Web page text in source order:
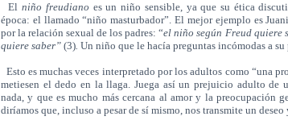
Elniño freudiano es un niño sensible, ya que su ética
época: el llamado “niño masturbador”. El mejor ejemplo es
por la relación sexual de los padres: “el niño según Freud quiere
quiere saber” (3). Un niño que le hacía preguntas incómodas a
Esto es muchas veces interpretado por los adultos como “una
metiesen el dedo en la llaga. Juega así un prejuicio adulto de
nada, y que es mucho más cercana al amor y la preocupación
diríamos que, incluso a pesar de sí mismo, nos transmite un